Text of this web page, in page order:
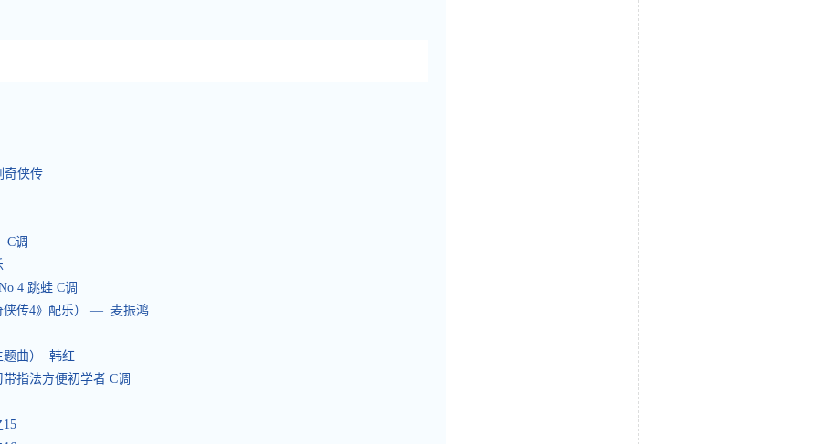
奇侠传
C调
4 跳蛙 C调
侠传4》配乐） — 麦振鸿
题曲） 韩红
指法方便初学者 C调
15